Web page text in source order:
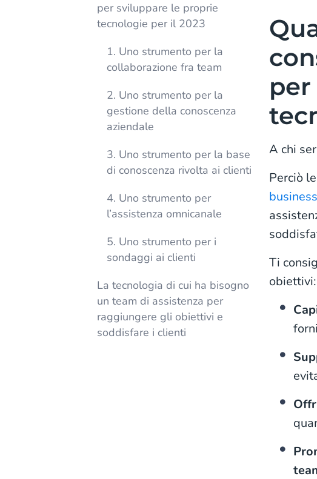
per sviluppare le proprie
tecnologie per il 2023
1. Uno strumento per la
collaborazione fra team
2. Uno strumento per la
gestione della conoscenza
aziendale
3. Uno strumento per la base
di conoscenza rivolta ai clienti
4. Uno strumento per
l’assistenza omnicanale
5. Uno strumento per i
sondaggi ai clienti
La tecnologia di cui ha bisogno
un team di assistenza per
raggiungere gli obiettivi e
soddisfare i clienti
A chi
Perciò
Ti
obiettivi: